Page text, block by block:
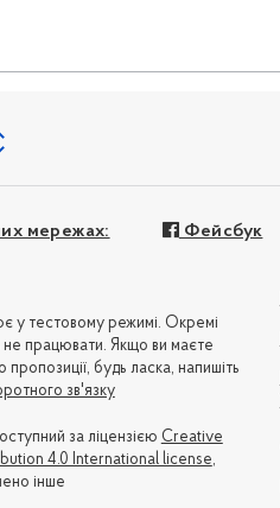
мережах: Фейсбук
у тестовому режимі. Окремі
не працювати. Якщо ви маєте
пропозиції, будь ласка, напишіть
зв'язку
за ліцензією Creative
4.0 International license,
інше